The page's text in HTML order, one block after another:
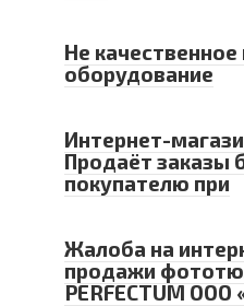
Не качественное
оборудование
Интернет-
Продаёт заказы
покупателю при
Жалоба на
продажи
PERFECTUM ООО